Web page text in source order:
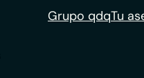
Grupo qdqTu